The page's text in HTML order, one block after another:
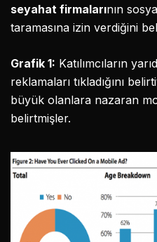
seyahat firmalarının
taramasına izin verdiğini
Grafik 1: Katılımcıların
reklamaları tıkladığını
büyük olanlara nazaran
belirtmişler.